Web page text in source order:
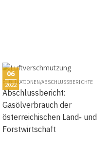
06
2022
PUBLIKATIONEN/ABSCHLUSSBERICHTE
Abschlussbericht:
Gasölverbrauch der
österreichischen Land‐ und
Forstwirtschaft